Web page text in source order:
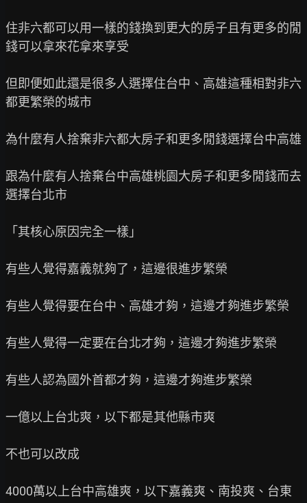
住非六都可以用一樣的錢換到更大的房子且有更多的閒
錢可以拿來花拿來享受
但即便如此還是很多人選擇住台中、高雄這種相對非六
都更繁榮的城市
為什麼有人捨棄非六都大房子和更多閒錢選擇台中高雄
跟為什麼有人捨棄台中高雄桃園大房子和更多閒錢而去
選擇台北市
「其核心原因完全一樣」
有些人覺得嘉義就夠了，這邊很進步繁榮
有些人覺得要在台中、高雄才夠，這邊才夠進步繁榮
有些人覺得一定要在台北才夠，這邊才夠進步繁榮
有些人認為國外首都才夠，這邊才夠進步繁榮
一億以上台北爽，以下都是其他縣市爽
不也可以改成
4000萬以上台中高雄爽，以下嘉義爽、南投爽、台東